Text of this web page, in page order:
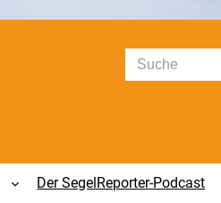
Suchen
Der SegelReporter-Podcast